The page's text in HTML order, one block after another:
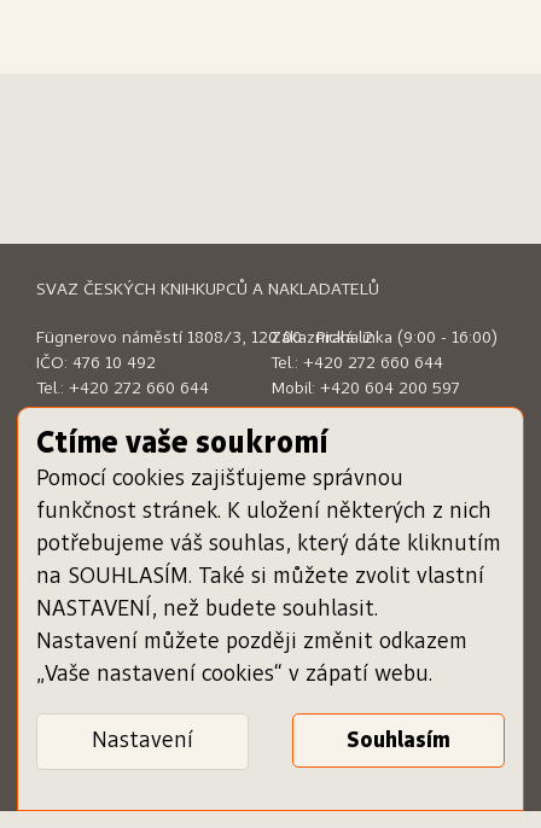
SVAZ ČESKÝCH KNIHKUPCŮ A NAKLADATELŮ
Fügnerovo náměstí 1808/3, 120 00 Praha 2
IČO: 476 10 492
Tel.: +420 272 660 644
E-mail:sckn@sckn.cz
Zákaznická linka (9:00 - 16:00)
Tel.: +420 272 660 644
Mobil: +420 604 200 597
E-mail:info@dameknihu.cz
MENU
Uplatnit poukázku
Inspiromat
O projektu
Kontakty
ODKAZY
www.svetknihy.cz
www.knihatislusi.cz
www.nejlepsiknihydetem.cz
www.cenajirihoortena.cz
www.ceskeknihy.cz
časopis Knižní novinky
Obchodní podmínky
Ctíme vaše soukromí
Pomocí cookies zajišťujeme správnou
funkčnost stránek. K uložení některých z nich
potřebujeme váš souhlas, který dáte kliknutím
na SOUHLASÍM. Také si můžete zvolit vlastní
NASTAVENÍ, než budete souhlasit.
Nastavení můžete později změnit odkazem
„Vaše nastavení cookies“ v zápatí webu.
Nastavení